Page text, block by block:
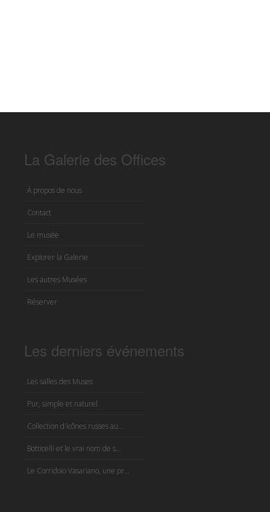
La Galerie des Offices
À propos de nous
Contact
Le musée
Explorer la Galerie
Les autres Musées
Réserver
Les derniers événements
Les salles des Muses
Pur, simple et naturel
Collection d'icônes russes au...
Botticelli et le vrai nom de s...
Le Corridoio Vasariano, une pr...